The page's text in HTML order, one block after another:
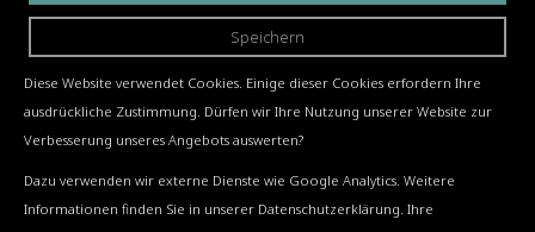
032 377 22 22
Hauptstrasse 22 | 2554 Meinisberg/Biel
info@strausak-ag.ch
Diese Website verwendet Cookies. Einige dieser Cookies erfordern Ihre
ausdrückliche Zustimmung. Dürfen wir Ihre Nutzung unserer Website zur
Verbesserung unseres Angebots auswerten?
Dazu verwenden wir externe Dienste wie Google Analytics. Weitere
Informationen finden Sie in unserer Datenschutzerklärung. Ihre
Speichern